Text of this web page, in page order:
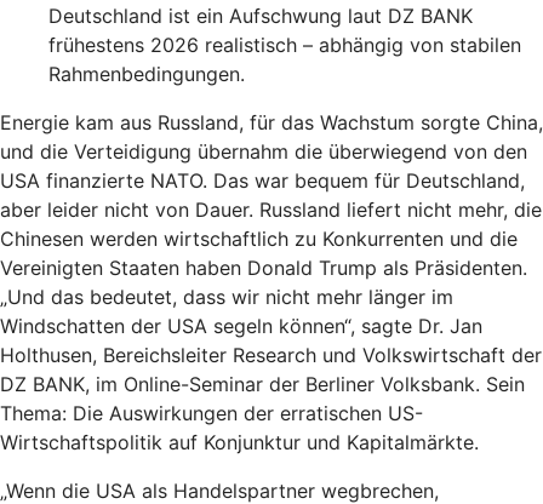
Deutschland ist ein Aufschwung laut DZ BANK
frühestens 2026 realistisch – abhängig von stabilen
Rahmenbedingungen.
Energie kam aus Russland, für das Wachstum sorgte China,
und die Verteidigung übernahm die überwiegend von den
USA finanzierte NATO. Das war bequem für Deutschland,
aber leider nicht von Dauer. Russland liefert nicht mehr, die
Chinesen werden wirtschaftlich zu Konkurrenten und die
Vereinigten Staaten haben Donald Trump als Präsidenten.
„Und das bedeutet, dass wir nicht mehr länger im
Windschatten der USA segeln können“, sagte Dr. Jan
Holthusen, Bereichsleiter Research und Volkswirtschaft der
DZ BANK, im Online-Seminar der Berliner Volksbank. Sein
Thema: Die Auswirkungen der erratischen US-
Wirtschaftspolitik auf Konjunktur und Kapitalmärkte.
„Wenn die USA als Handelspartner wegbrechen,